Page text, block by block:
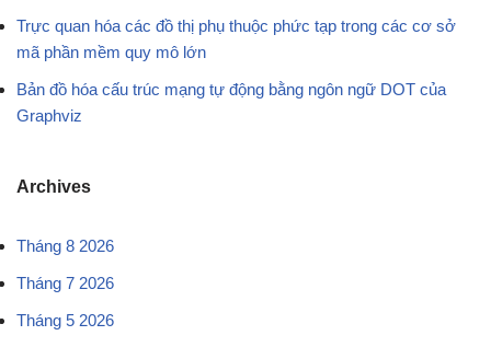
Trực quan hóa các đồ thị phụ thuộc phức tạp trong các cơ sở
mã phần mềm quy mô lớn
Bản đồ hóa cấu trúc mạng tự động bằng ngôn ngữ DOT của
Graphviz
Archives
Tháng 8 2026
Tháng 7 2026
Tháng 5 2026